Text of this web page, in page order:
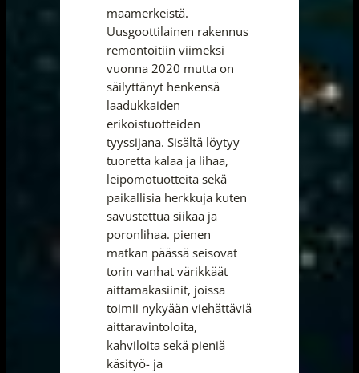
maamerkeistä.
Uusgoottilainen rakennus
remontoitiin viimeksi
vuonna 2020 mutta on
säilyttänyt henkensä
laadukkaiden
erikoistuotteiden
tyyssijana. Sisältä löytyy
tuoretta kalaa ja lihaa,
leipomotuotteita sekä
paikallisia herkkuja kuten
savustettua siikaa ja
poronlihaa. pienen
matkan päässä seisovat
torin vanhat värikkäät
aittamakasiinit, joissa
toimii nykyään viehättäviä
aittaravintoloita,
kahviloita sekä pieniä
käsityö- ja